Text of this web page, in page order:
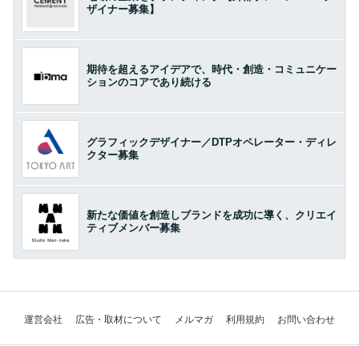
ザイナー募集】
期待を超えるアイデアで、時代・創造・コミュニケー
ションのコアであり続ける
グラフィックデザイナー／DTPオペレーター・ディレ
クター募集
新たな価値を創造しブランドを成功に導く、クリエイ
ティブメンバー募集
運営会社 広告・取材について メルマガ 利用規約 お問い合わせ